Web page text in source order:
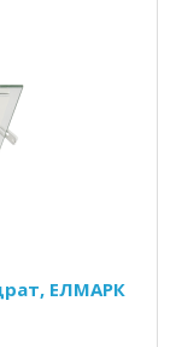
ЕЛМАРК